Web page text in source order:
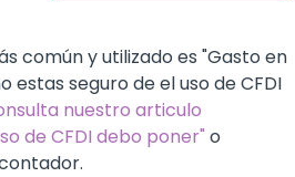
común y utilizado es "Gasto en
estas seguro de el uso de CFDI
nuestro articulo
de CFDI debo poner" o